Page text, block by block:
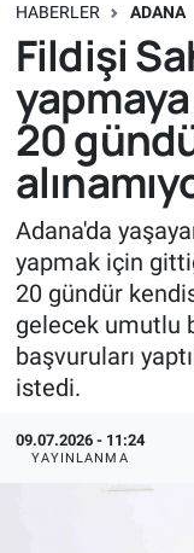
HABERLER ADANA
Fildişi
20
Adana'da
yapmak için
20 gündür
gelecek umutlu
başvuruları
istedi.
09.07.2026 - 11:24
YAYINLANMA
Süper Lig
Tüm
Son Dakika
Haber Arşivi